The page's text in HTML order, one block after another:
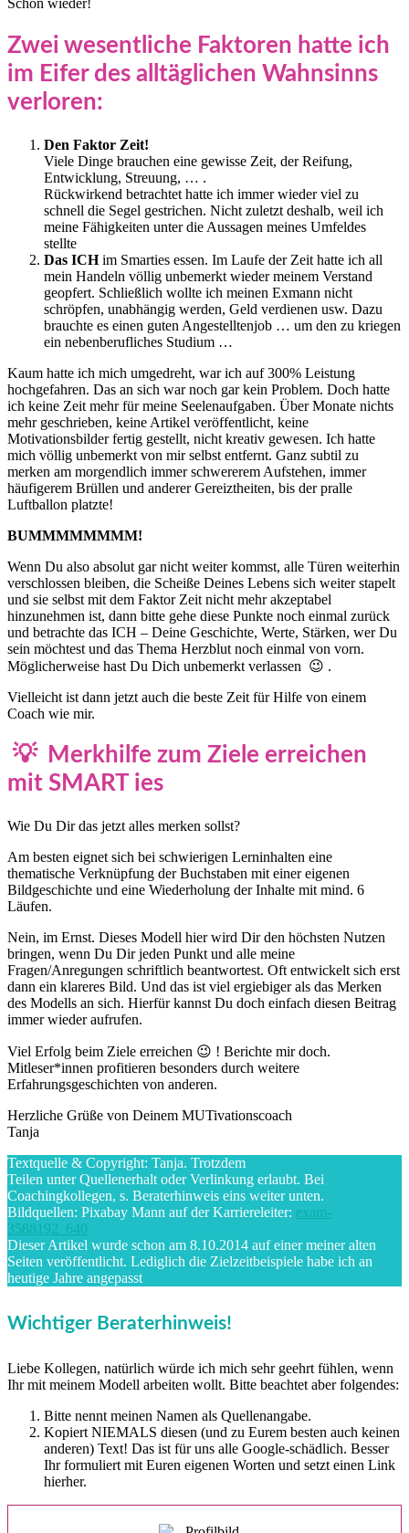
Zwei wesentliche Faktoren hatte ich
im Eifer des alltäglichen Wahnsinns
verloren:
Den Faktor Zeit!
Viele Dinge brauchen eine gewisse Zeit, der Reifung,
Entwicklung, Streuung, … .
Rückwirkend betrachtet hatte ich immer wieder viel zu
schnell die Segel gestrichen. Nicht zuletzt deshalb, weil ich
meine Fähigkeiten unter die Aussagen meines Umfeldes
stellte
Das ICHim Smarties essen. Im Laufe der Zeit hatte ich all
mein Handeln völlig unbemerkt wieder meinem Verstand
geopfert. Schließlich wollte ich meinen Exmann nicht
schröpfen, unabhängig werden, Geld verdienen usw. Dazu
brauchte es einen guten Angestelltenjob … um den zu kriegen
ein nebenberufliches Studium …
Kaum hatte ich mich umgedreht, war ich auf 300% Leistung
hochgefahren. Das an sich war noch gar kein Problem. Doch hatte
ich keine Zeit mehr für meine Seelenaufgaben. Über Monate nichts
mehr geschrieben, keine Artikel veröffentlicht, keine
Motivationsbilder fertig gestellt, nicht kreativ gewesen. Ich hatte
mich völlig unbemerkt von mir selbst entfernt. Ganz subtil zu
merken am morgendlich immer schwererem Aufstehen, immer
häufigerem Brüllen und anderer Gereiztheiten, bis der pralle
Luftballon platzte!
BUMMMMMMMM!
Wenn Du also absolut gar nicht weiter kommst, alle Türen weiterhin
verschlossen bleiben, die Scheiße Deines Lebens sich weiter stapelt
und sie selbst mit dem Faktor Zeit nicht mehr akzeptabel
hinzunehmen ist, dann bitte gehe diese Punkte noch einmal zurück
und betrachte das ICH – Deine Geschichte, Werte, Stärken, wer Du
sein möchtest und das Thema Herzblut noch einmal von vorn.
Möglicherweise hast Du Dich unbemerkt verlassen 😉 .
Vielleicht ist dann jetzt auch die beste Zeit für Hilfe von einem
Coach wie mir.
💡 Merkhilfe zum Ziele erreichen
mit SMART ies
Wie Du Dir das jetzt alles merken sollst?
Am besten eignet sich bei schwierigen Lerninhalten eine
thematische Verknüpfung der Buchstaben mit einer eigenen
Bildgeschichte und eine Wiederholung der Inhalte mit mind. 6
Läufen.
Nein, im Ernst. Dieses Modell hier wird Dir den höchsten Nutzen
bringen, wenn Du Dir jeden Punkt und alle meine
Fragen/Anregungen schriftlich beantwortest. Oft entwickelt sich erst
dann ein klareres Bild. Und das ist viel ergiebiger als das Merken
des Modells an sich. Hierfür kannst Du doch einfach diesen Beitrag
immer wieder aufrufen.
Viel Erfolg beim Ziele erreichen 😉 ! Berichte mir doch.
Mitleser*innen profitieren besonders durch weitere
Erfahrungsgeschichten von anderen.
Herzliche Grüße von Deinem MUTivationscoach
Tanja
Textquelle & Copyright: Tanja. Trotzdem
Teilen unter Quellenerhalt oder Verlinkung erlaubt. Bei
Coachingkollegen, s. Beraterhinweis eins weiter unten.
Bildquellen: Pixabay Mann auf der Karriereleiter: exam-
3588192_640
Dieser Artikel wurde schon am 8.10.2014 auf einer meiner alten
Seiten veröffentlicht. Lediglich die Zielzeitbeispiele habe ich an
heutige Jahre angepasst
Wichtiger Beraterhinweis!
Liebe Kollegen, natürlich würde ich mich sehr geehrt fühlen, wenn
Ihr mit meinem Modell arbeiten wollt. Bitte beachtet aber folgendes:
Bitte nennt meinen Namen als Quellenangabe.
Kopiert NIEMALS diesen (und zu Eurem besten auch keinen
anderen) Text! Das ist für uns alle Google-schädlich. Besser
Ihr formuliert mit Euren eigenen Worten und setzt einen Link
hierher.